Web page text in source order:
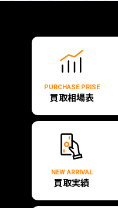
PURCHASE PRISE
買取相場表
NEW ARRIVAL
買取実績